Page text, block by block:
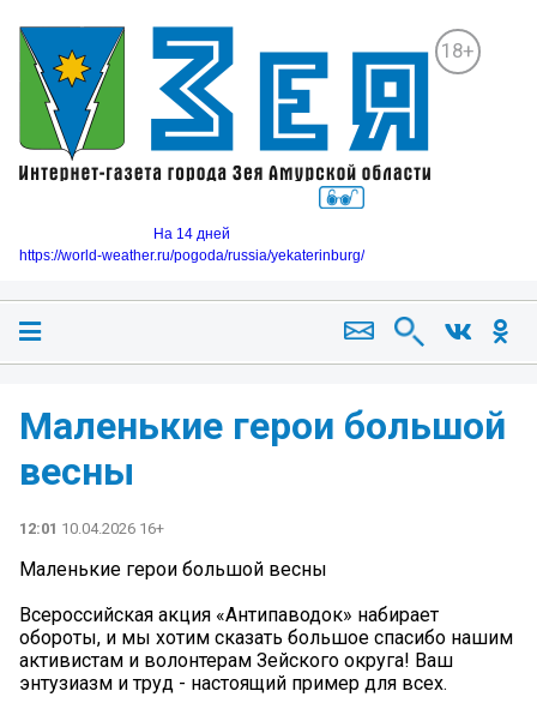
18+
На 14 дней
https://world-weather.ru/pogoda/russia/yekaterinburg/
Маленькие герои большой
весны
12:01 10.04.2026 16+
Маленькие герои большой весны
Всероссийская акция «Антипаводок» набирает
обороты, и мы хотим сказать большое спасибо нашим
активистам и волонтерам Зейского округа! Ваш
энтузиазм и труд - настоящий пример для всех.